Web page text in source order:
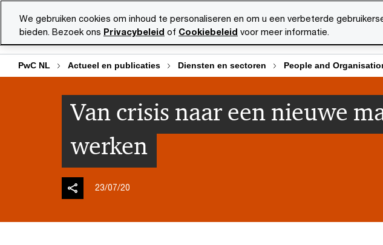
Diensten Marktsectoren
PwC NL Actueel en publicaties Diensten en sectoren People and
Van crisis naar een nieuwe
werken
23/07/20
We gebruiken cookies om inhoud te personaliseren en om u een verbeterde
bieden. Bezoek ons Privacybeleid of Cookiebeleid voor meer informatie.